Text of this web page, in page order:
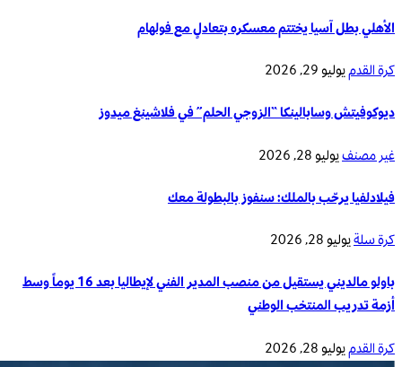
الأهلي بطل آسيا يختتم معسكره بتعادلٍ مع فولهام
كرة القدميوليو 29, 2026
ديوكوفيتش وسابالينكا “الزوجي الحلم” في فلاشينغ ميدوز
غير مصنفيوليو 28, 2026
فيلادلفيا يرحّب بالملك: سنفوز بالبطولة معك
كرة سلةيوليو 28, 2026
باولو مالديني يستقيل من منصب المدير الفني لإيطاليا بعد 16 يوماً وسط
أزمة تدريب المنتخب الوطني
كرة القدميوليو 28, 2026